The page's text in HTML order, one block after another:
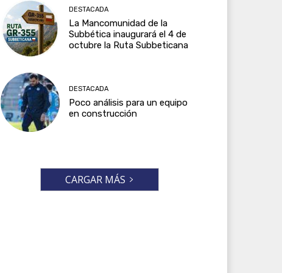
DESTACADA
La Mancomunidad de la
Subbética inaugurará el 4 de
octubre la Ruta Subbeticana
DESTACADA
Poco análisis para un equipo
en construcción
CARGAR MÁS